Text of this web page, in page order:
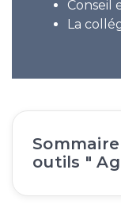
Conseil
La
outils "